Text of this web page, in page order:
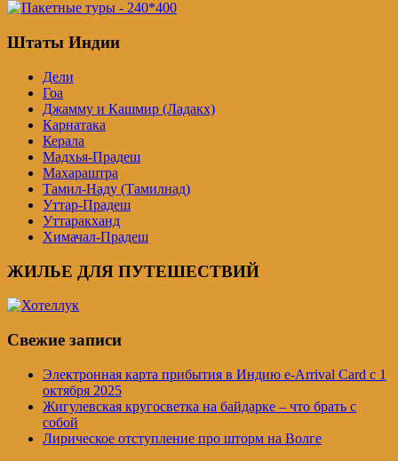
Штаты Индии
Дели
Гоа
Джамму и Кашмир (Ладакх)
Карнатака
Керала
Мадхья-Прадеш
Махараштра
Тамил-Наду (Тамилнад)
Уттар-Прадеш
Уттаракханд
Химачал-Прадеш
ЖИЛЬЕ ДЛЯ ПУТЕШЕСТВИЙ
Свежие записи
Электронная карта прибытия в Индию e-Arrival Card с 1
октября 2025
Жигулевская кругосветка на байдарке – что брать с
собой
Лирическое отступление про шторм на Волге